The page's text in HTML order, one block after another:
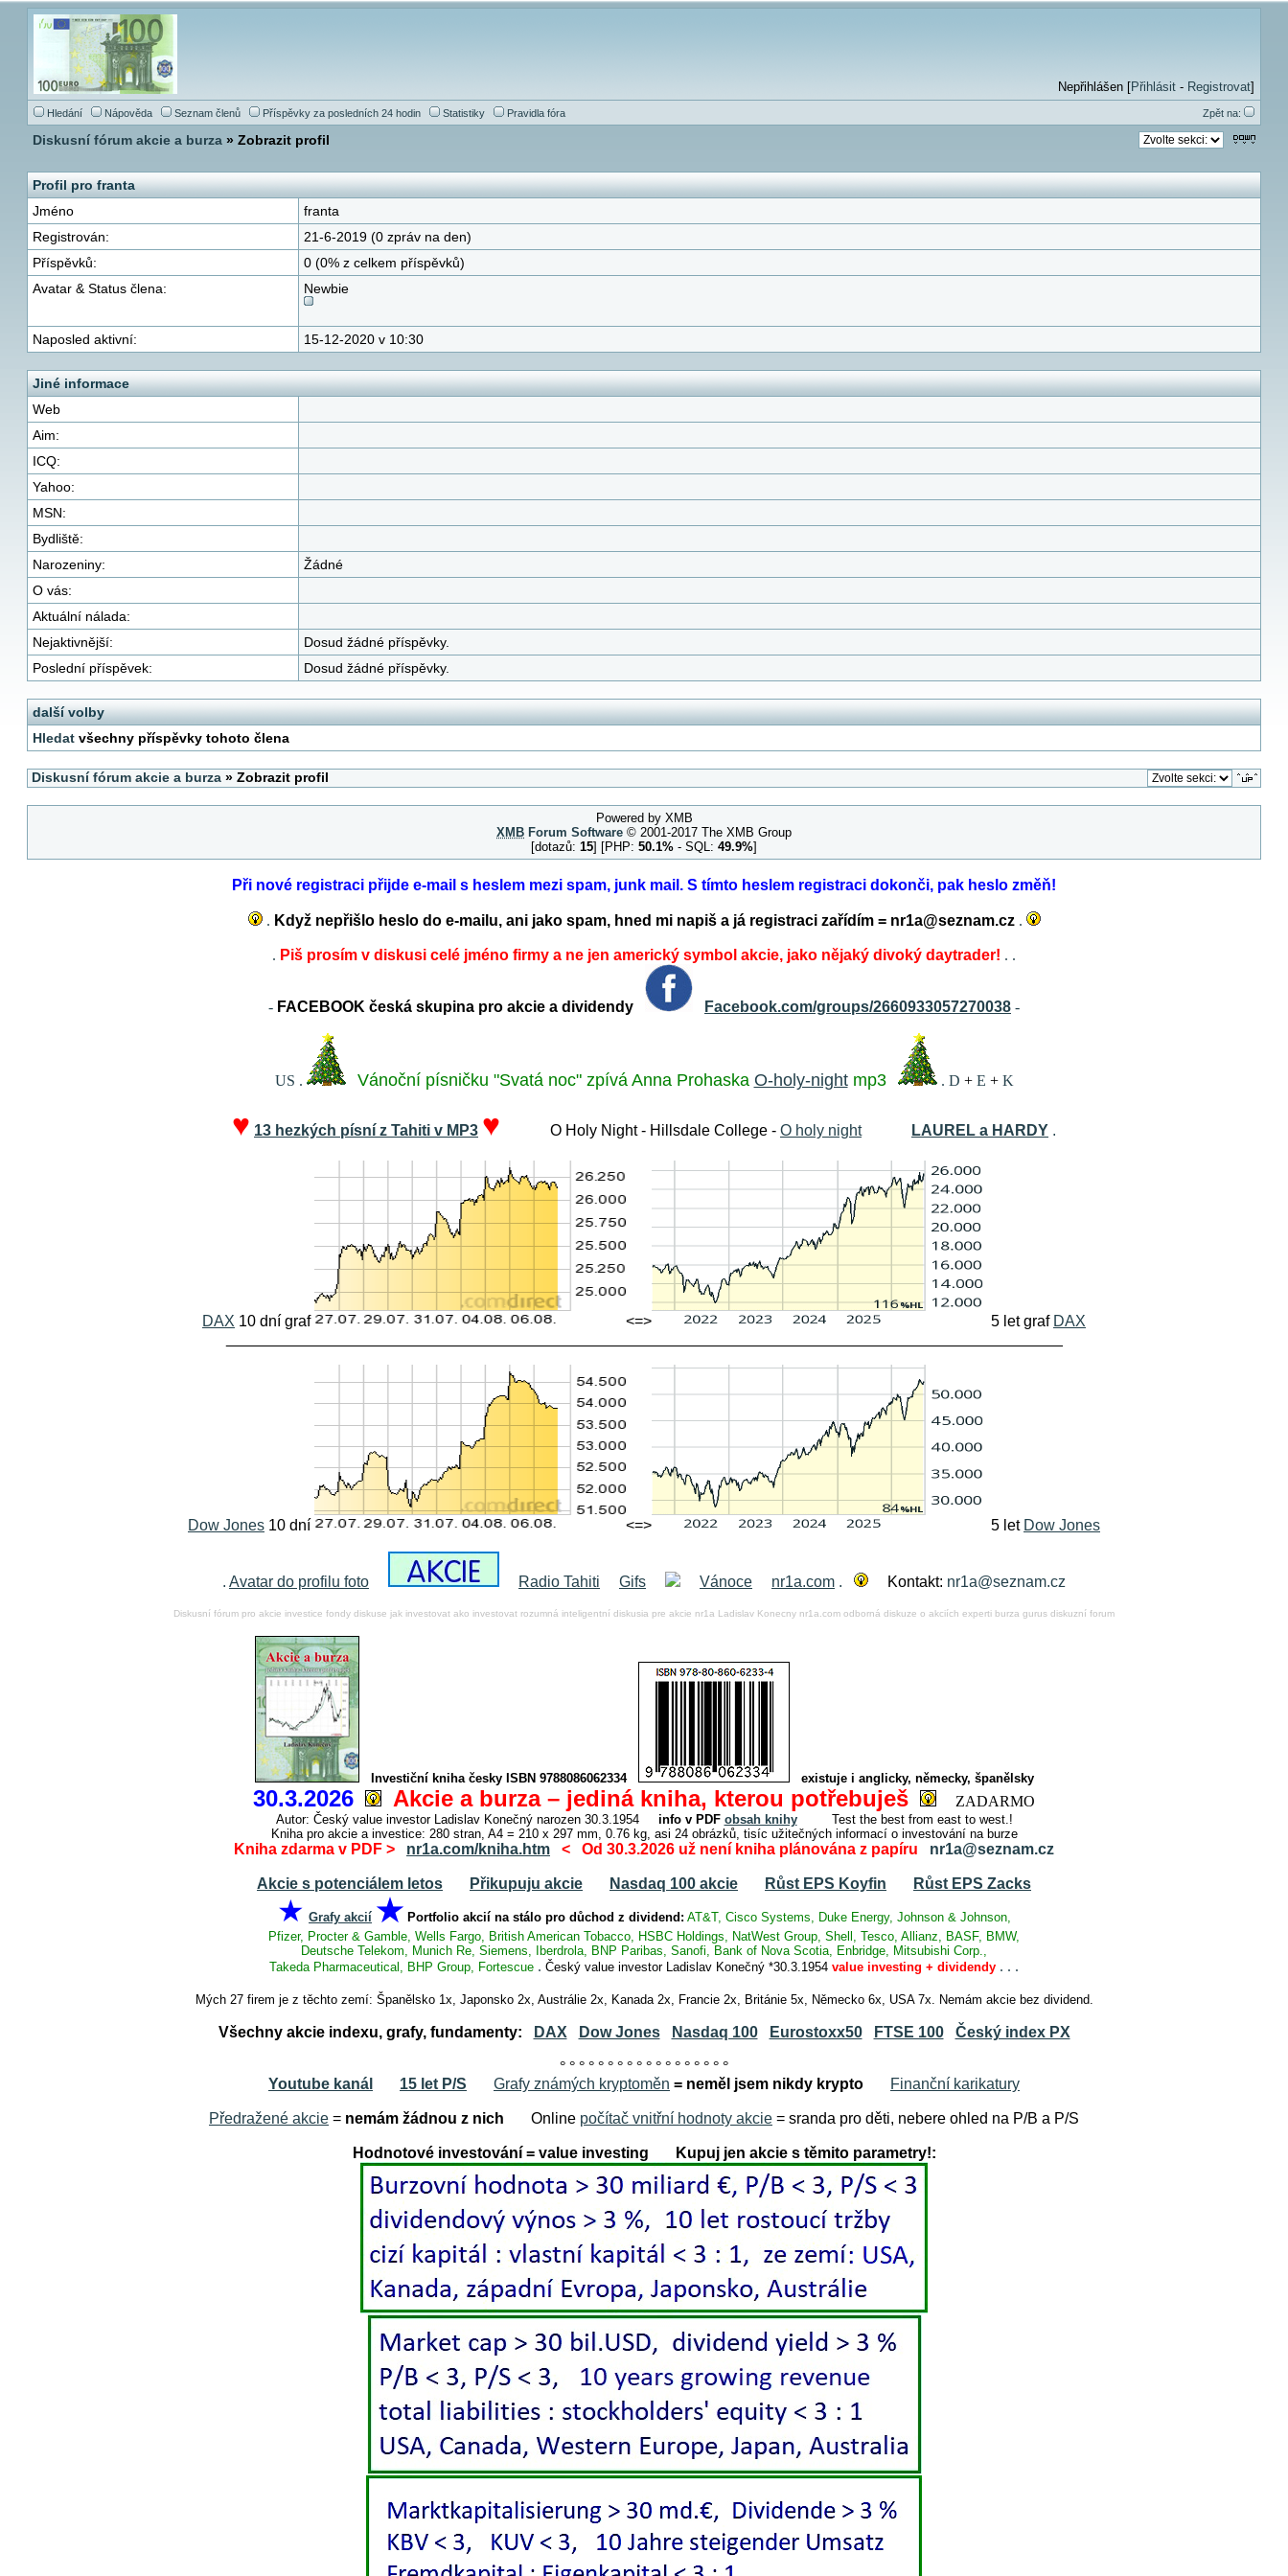
Nepřihlášen [Přihlásit - Registrovat]
Hledání Nápověda Seznam členů Příspěvky za posledních 24 hodin Statistiky Pravidla fóra Zpět na:
Diskusní fórum akcie a burza » Zobrazit profil
Profil pro franta
Jméno
franta
Registrován:
21-6-2019 (0 zpráv na den)
Příspěvků:
0 (0% z celkem příspěvků)
Avatar & Status člena:
Newbie
Naposled aktivní: 15-12-2020 v 10:30
Jiné informace
Web
Aim:
ICQ:
Yahoo:
MSN:
Bydliště:
Narozeniny:
Žádné
O vás:
Aktuální nálada:
Nejaktivnější:
Dosud žádné příspěvky.
Poslední příspěvek:
Dosud žádné příspěvky.
další volby
Hledat všechny příspěvky tohoto člena
Diskusní fórum akcie a burza » Zobrazit profil
Powered by XMB
XMB Forum Software © 2001-2017 The XMB Group
[dotazů: 15] [PHP: 50.1% - SQL: 49.9%]
Při nové registraci přijde e-mail s heslem mezi spam, junk mail. S tímto heslem registraci dokonči, pak heslo změň!
. Když nepřišlo heslo do e-mailu, ani jako spam, hned mi napiš a já registraci zařídím = nr1a@seznam.cz .
. Piš prosím v diskusi celé jméno firmy a ne jen americký symbol akcie, jako nějaký divoký daytrader! . .
- FACEBOOK česká skupina pro akcie a dividendy Facebook.com/groups/2660933057270038 -
US . Vánoční písničku "Svatá noc" zpívá Anna Prohaska O-holy-nightmp3 . D + E + K
♥ 13 hezkých písní z Tahiti v MP3 ♥ O Holy Night - Hillsdale College - O holy night LAUREL a HARDY .
DAX 10 dní graf <=> 5 let graf DAX
Dow Jones 10 dní <=> 5 let Dow Jones
. Avatar do profilu foto Radio Tahiti Gifs Vánoce nr1a.com . Kontakt: nr1a@seznam.cz
Diskusní fórum pro akcie investice fondy diskuse jak investovat ako investovat rozumná inteligentní diskusia pre akcie nr1a Ladislav Konecny nr1a.com odborná diskuze o akciích experti burza gurus diskuzní forum
Investiční kniha česky ISBN 9788086062334 existuje i anglicky, německy, španělsky
30.3.2026 Akcie a burza – jediná kniha, kterou potřebuješ ZADARMO
Autor: Český value investor Ladislav Konečný narozen 30.3.1954 info v PDF obsah knihy
Test the best from east to west.!
Kniha pro akcie a investice: 280 stran, A4 = 210 x 297 mm, 0.76 kg, asi 24 obrázků, tisíc užitečných informací o investování na burze
Kniha zdarma v PDF > nr1a.com/kniha.htm < Od 30.3.2026 už není kniha plánována z papíru nr1a@seznam.cz
Akcie s potenciálem letos Přikupuju akcie Nasdaq 100 akcie Růst EPS Koyfin Růst EPS Zacks
★ Grafy akcií ★ Portfolio akcií na stálo pro důchod z dividend: AT&T, Cisco Systems, Duke Energy, Johnson & Johnson,
Pfizer, Procter & Gamble, Wells Fargo, British American Tobacco, HSBC Holdings, NatWest Group, Shell, Tesco, Allianz, BASF, BMW,
Deutsche Telekom, Munich Re, Siemens, Iberdrola, BNP Paribas, Sanofi, Bank of Nova Scotia, Enbridge, Mitsubishi Corp.,
Takeda Pharmaceutical, BHP Group, Fortescue . Český value investor Ladislav Konečný *30.3.1954 value investing + dividendy . . .
Mých 27 firem je z těchto zemí: Španělsko 1x, Japonsko 2x, Austrálie 2x, Kanada 2x, Francie 2x, Británie 5x, Německo 6x, USA 7x. Nemám akcie bez dividend.
Všechny akcie indexu, grafy, fundamenty: DAX Dow Jones Nasdaq 100 Eurostoxx50 FTSE 100 Český index PX
° ° ° ° ° ° ° ° ° ° ° ° ° ° ° ° ° °
Youtube kanál
15 let P/S Grafy známých kryptoměn = neměl jsem nikdy krypto Finanční karikatury
Předražené akcie = nemám žádnou z nich Online počítač vnitřní hodnoty akcie = sranda pro děti, nebere ohled na P/B a P/S
Hodnotové investování = value investing Kupuj jen akcie s těmito parametry!: